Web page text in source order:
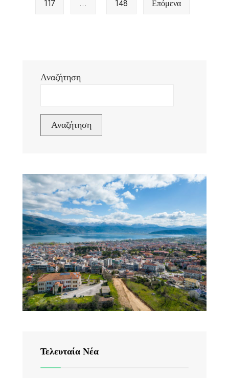
117 … 148 Επόμενα
Αναζήτηση
Αναζήτηση
Τελευταία Νέα